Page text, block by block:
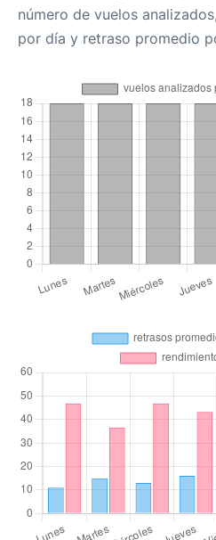
número de vuelos
por día y retraso promedio